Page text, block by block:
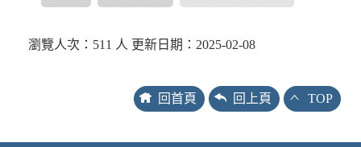
瀏覽人次：511 人 更新日期：2025-02-08
回首頁 回上頁 TOP